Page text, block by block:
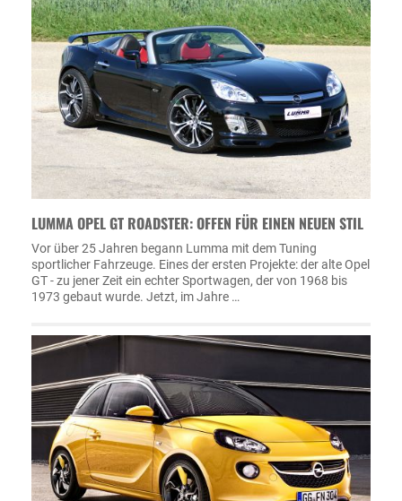
LUMMA OPEL GT ROADSTER: OFFEN FÜR EINEN NEUEN STIL
Vor über 25 Jahren begann Lumma mit dem Tuning
sportlicher Fahrzeuge. Eines der ersten Projekte: der alte Opel
GT - zu jener Zeit ein echter Sportwagen, der von 1968 bis
1973 gebaut wurde. Jetzt, im Jahre …